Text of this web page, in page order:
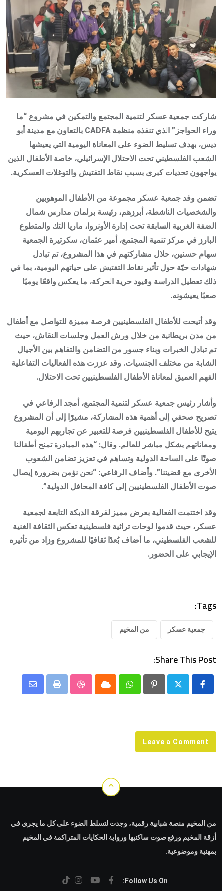
شاركت جمعية عسكر لتنمية المجتمع والتمكين في مشروع “ما
وراء الحواجز”
الذي تنفذه منظمة CADFA بالتعاون مع مدينة أبو
ديس، بهدف تسليط الضوء على المعاناة اليومية التي يعيشها
الشعب الفلسطيني تحت الاحتلال الإسرائيلي، خاصة الأطفال الذين
يواجهون تحديات كبرى بسبب نقاط التفتيش والتوغلات العسكرية.
تضمن وفد جمعية عسكر مجموعة من الأطفال الموهوبين
والشخصيات الناشطة، أبرزهم، رئيسة برلمان مدارس شمال
الضفة الغربية السابقة تحت إدارة الأونروا، ماريا التك والمتطوع
البارز في مركز تنمية المجتمع، أمير عثمان، سكرتيرة الجمعية
سهام حسنين، خلال مشاركتهم في هذا المشروع، تم تبادل
شهادات حيّة حول تأثير نقاط التفتيش على حياتهم اليومية، بما في
ذلك تعطيل الدراسة وقيود حرية الحركة، ما يعكس واقعًا يوميًا
صعبًا يعيشونه.
وقد أتيحت للأطفال الفلسطينيين فرصة مميزة للتواصل مع أطفال
من مدن بريطانية من خلال ورش العمل وجلسات النقاش، حيث
تم تبادل الخبرات وبناء جسور من التضامن والتفاهم بين الأجيال
الشابة من مختلف الجنسيات. وقد عززت هذه الفعاليات التفاعلية
الفهم العميق لمعاناة الأطفال الفلسطينيين تحت الاحتلال.
وأشار رئيس جمعية عسكر لتنمية المجتمع، أمجد الرفاعي في
تصريح صحفي إلى أهمية هذه المشاركة، مشيرًا إلى أن المشروع
يتيح للأطفال الفلسطينيين فرصة للتعبير عن تجاربهم اليومية
ومعاناتهم بشكل مباشر للعالم. وقال: “هذه المبادرة تمنح أطفالنا
صوتًا على الساحة الدولية وتساهم في تعزيز تضامن الشعوب
الأخرى مع قضيتنا”. وأضاف الرفاعي: “نحن نؤمن بضرورة إيصال
صوت الأطفال الفلسطينيين إلى كافة المحافل الدولية”.
وقد اختتمت الفعالية بعرض مميز لفرقة الدبكة التابعة لجمعية
عسكر، حيث قدموا لوحات تراثية فلسطينية تعكس الثقافة الغنية
للشعب الفلسطيني، ما أضاف بُعدًا ثقافيًا للمشروع وزاد من تأثيره
الإيجابي على الحضور.
Tags:
جمعية عسكر من المخيم
Share This Post:
Pinterest
Whatsapp
Cloud
StumbleUpon
Print
Share
Leave a Comment
من المخيم منصة شبابية رقمية، وجدت لتسلط الضوء على كل ما يجري في
أزقة المخيم ورفع صوت ساكنيها ورواية الحكايات المتراكمة في المخيم
بمهنية وموضوعية.
Follow Us On: